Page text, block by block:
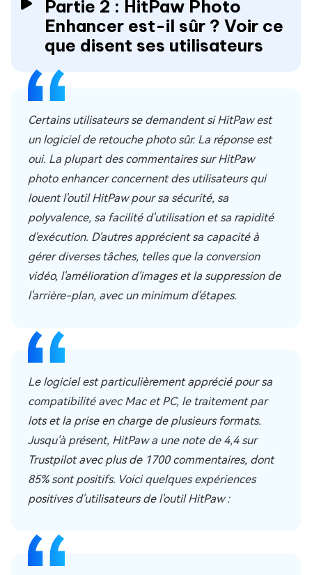
Partie 2 : HitPaw Photo
Enhancer est-il sûr ? Voir ce
que disent ses utilisateurs
Certains utilisateurs se demandent si HitPaw est
un logiciel de retouche photo sûr. La réponse est
oui. La plupart des commentaires sur HitPaw
photo enhancer concernent des utilisateurs qui
louent l'outil HitPaw pour sa sécurité, sa
polyvalence, sa facilité d'utilisation et sa rapidité
d'exécution. D'autres apprécient sa capacité à
gérer diverses tâches, telles que la conversion
vidéo, l'amélioration d'images et la suppression de
l'arrière-plan, avec un minimum d'étapes.
Le logiciel est particulièrement apprécié pour sa
compatibilité avec Mac et PC, le traitement par
lots et la prise en charge de plusieurs formats.
Jusqu'à présent, HitPaw a une note de 4,4 sur
Trustpilot avec plus de 1700 commentaires, dont
85% sont positifs. Voici quelques expériences
positives d'utilisateurs de l'outil HitPaw :